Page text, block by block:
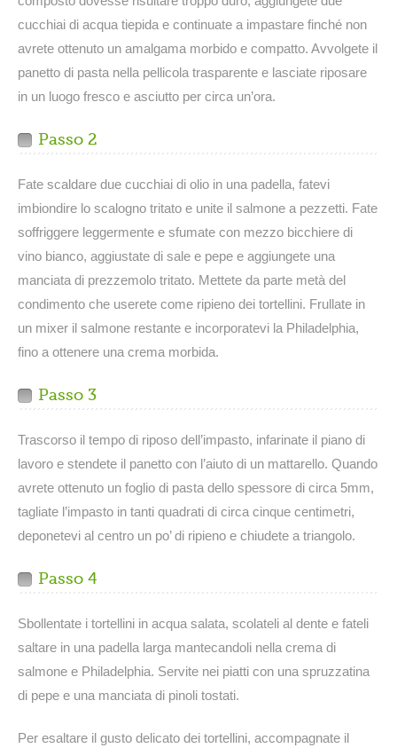
cucchiai di acqua tiepida e continuate a impastare finché non
avrete ottenuto un amalgama morbido e compatto. Avvolgete il
panetto di pasta nella pellicola trasparente e lasciate riposare
in un luogo fresco e asciutto per circa un’ora.
Passo 2
Fate scaldare due cucchiai di olio in una padella, fatevi
imbiondire lo scalogno tritato e unite il salmone a pezzetti. Fate
soffriggere leggermente e sfumate con mezzo bicchiere di
vino bianco, aggiustate di sale e pepe e aggiungete una
manciata di prezzemolo tritato. Mettete da parte metà del
condimento che userete come ripieno dei tortellini. Frullate in
un mixer il salmone restante e incorporatevi la Philadelphia,
fino a ottenere una crema morbida.
Passo 3
Trascorso il tempo di riposo dell’impasto, infarinate il piano di
lavoro e stendete il panetto con l’aiuto di un mattarello. Quando
avrete ottenuto un foglio di pasta dello spessore di circa 5mm,
tagliate l’impasto in tanti quadrati di circa cinque centimetri,
deponetevi al centro un po’ di ripieno e chiudete a triangolo.
Passo 4
Sbollentate i tortellini in acqua salata, scolateli al dente e fateli
saltare in una padella larga mantecandoli nella crema di
salmone e Philadelphia. Servite nei piatti con una spruzzatina
di pepe e una manciata di pinoli tostati.
Per esaltare il gusto delicato dei tortellini, accompagnate il